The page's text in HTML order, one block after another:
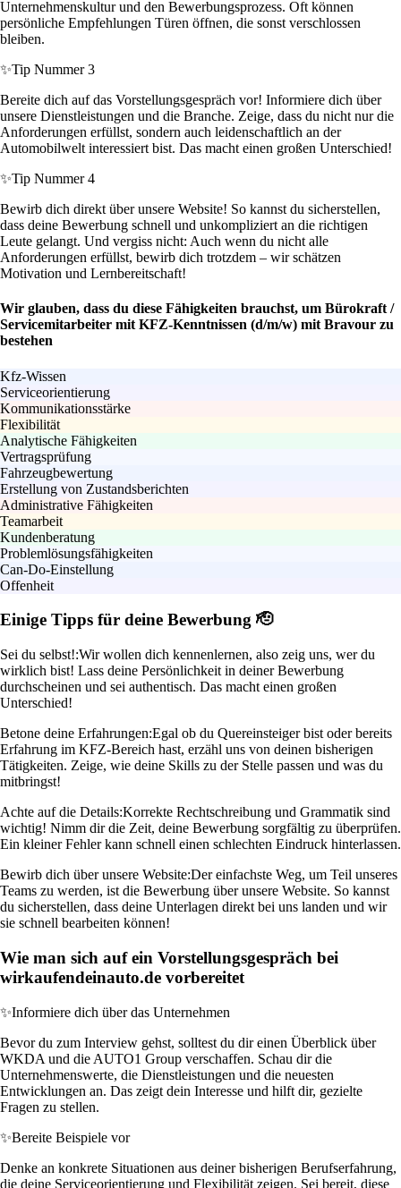
Unternehmenskultur und den Bewerbungsprozess. Oft können
persönliche Empfehlungen Türen öffnen, die sonst verschlossen
bleiben.
✨Tip Nummer 3
Bereite dich auf das Vorstellungsgespräch vor! Informiere dich über
unsere Dienstleistungen und die Branche. Zeige, dass du nicht nur die
Anforderungen erfüllst, sondern auch leidenschaftlich an der
Automobilwelt interessiert bist. Das macht einen großen Unterschied!
✨Tip Nummer 4
Bewirb dich direkt über unsere Website! So kannst du sicherstellen,
dass deine Bewerbung schnell und unkompliziert an die richtigen
Leute gelangt. Und vergiss nicht: Auch wenn du nicht alle
Anforderungen erfüllst, bewirb dich trotzdem – wir schätzen
Motivation und Lernbereitschaft!
Wir glauben, dass du diese Fähigkeiten brauchst, um Bürokraft /
Servicemitarbeiter mit KFZ-Kenntnissen (d/m/w) mit Bravour zu
bestehen
Kfz-Wissen
Serviceorientierung
Kommunikationsstärke
Flexibilität
Analytische Fähigkeiten
Vertragsprüfung
Fahrzeugbewertung
Erstellung von Zustandsberichten
Administrative Fähigkeiten
Teamarbeit
Kundenberatung
Problemlösungsfähigkeiten
Can-Do-Einstellung
Offenheit
Einige Tipps für deine Bewerbung 🫡
Sei du selbst!:Wir wollen dich kennenlernen, also zeig uns, wer du
wirklich bist! Lass deine Persönlichkeit in deiner Bewerbung
durchscheinen und sei authentisch. Das macht einen großen
Unterschied!
Betone deine Erfahrungen:Egal ob du Quereinsteiger bist oder bereits
Erfahrung im KFZ-Bereich hast, erzähl uns von deinen bisherigen
Tätigkeiten. Zeige, wie deine Skills zu der Stelle passen und was du
mitbringst!
Achte auf die Details:Korrekte Rechtschreibung und Grammatik sind
wichtig! Nimm dir die Zeit, deine Bewerbung sorgfältig zu überprüfen.
Ein kleiner Fehler kann schnell einen schlechten Eindruck hinterlassen.
Bewirb dich über unsere Website:Der einfachste Weg, um Teil unseres
Teams zu werden, ist die Bewerbung über unsere Website. So kannst
du sicherstellen, dass deine Unterlagen direkt bei uns landen und wir
sie schnell bearbeiten können!
Wie man sich auf ein Vorstellungsgespräch bei
wirkaufendeinauto.de vorbereitet
✨Informiere dich über das Unternehmen
Bevor du zum Interview gehst, solltest du dir einen Überblick über
WKDA und die AUTO1 Group verschaffen. Schau dir die
Unternehmenswerte, die Dienstleistungen und die neuesten
Entwicklungen an. Das zeigt dein Interesse und hilft dir, gezielte
Fragen zu stellen.
✨Bereite Beispiele vor
Denke an konkrete Situationen aus deiner bisherigen Berufserfahrung,
die deine Serviceorientierung und Flexibilität zeigen. Sei bereit, diese